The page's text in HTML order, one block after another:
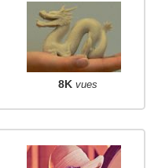
8K vues